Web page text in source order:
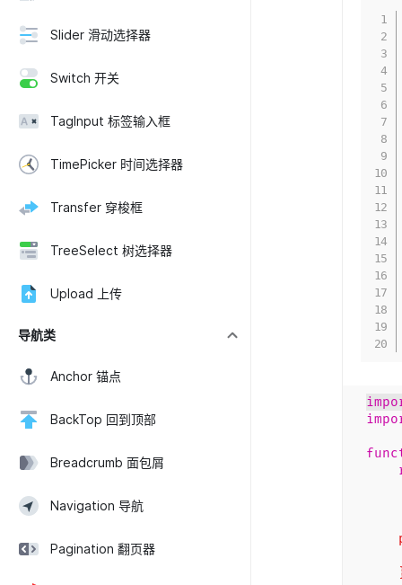
Slider 滑动选择器
Switch 开关
TagInput 标签输入框
TimePicker 时间选择器
Transfer 穿梭框
TreeSelect 树选择器
Upload 上传
导航类
Anchor 锚点
BackTop 回到顶部
Breadcrumb 面包屑
Navigation 导航
Pagination 翻页器